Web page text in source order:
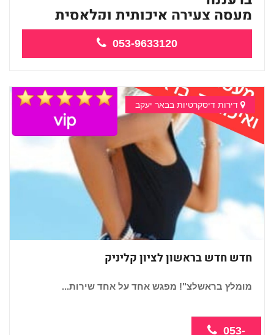
מעסה צעירה איכותית וקלאסית
מזמינה...
053-9633120
דירות דיסקרטיות בבאר יעקב
חדש חדש בראשון לציון קליניק
מומלץ בראשלצ"! מפגש אחד על אחד שירות...
053-